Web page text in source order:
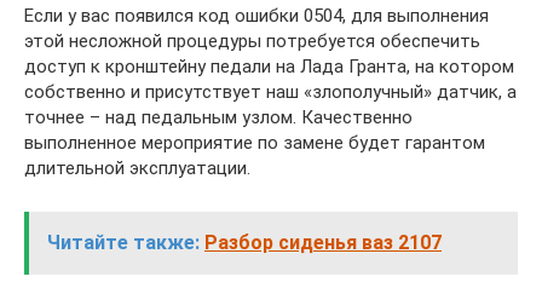
Если у вас появился код ошибки 0504, для выполнения
этой несложной процедуры потребуется обеспечить
доступ к кронштейну педали на Лада Гранта, на котором
собственно и присутствует наш «злополучный» датчик, а
точнее – над педальным узлом. Качественно
выполненное мероприятие по замене будет гарантом
длительной эксплуатации.
Читайте также: Разбор сиденья ваз 2107